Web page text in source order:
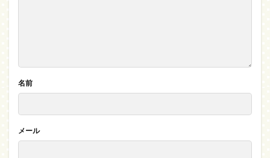
名前
メール